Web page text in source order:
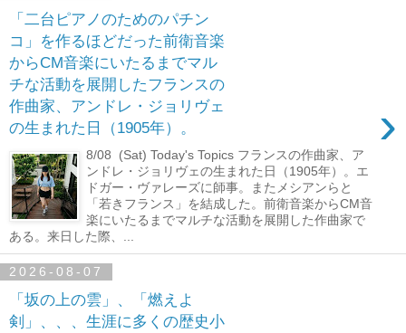
「二台ピアノのためのパチン
コ」を作るほどだった前衛音楽
からCM音楽にいたるまでマル
チな活動を展開したフランスの
作曲家、アンドレ・ジョリヴェ
の生まれた日（1905年）。
›
8/08 (Sat) Today's Topics フランスの作曲家、ア
ンドレ・ジョリヴェの生まれた日（1905年）。エ
ドガー・ヴァレーズに師事。またメシアンらと
「若きフランス」を結成した。前衛音楽からCM音
楽にいたるまでマルチな活動を展開した作曲家で
ある。来日した際、...
2026-08-07
「坂の上の雲」、「燃えよ
剣」、、、生涯に多くの歴史小